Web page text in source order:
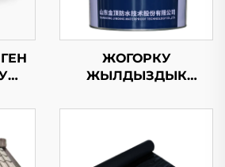
ЖОГОРКУ
ЖЫЛДЫЗДЫК
БАС